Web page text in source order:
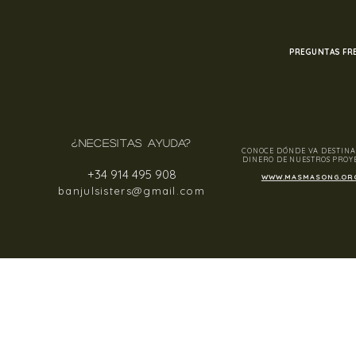
PREGUNTAS
¿NECESITAS AYUDA?
+34 914 495 908
banjulsisters@gmail.com
CONOCE DÓNDE VA
DINERO DE NUESTROS